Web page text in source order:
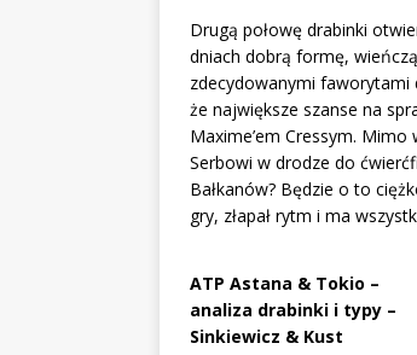
Drugą połowę drabinki
dniach dobrą formę,
zdecydowanymi faworytami
że największe szanse na
Maxime’em Cressym.
Serbowi w drodze do
Bałkanów? Będzie o to
gry, złapał rytm i ma
ATP Astana & Tokio –
analiza drabinki i typy –
Sinkiewicz & Kust